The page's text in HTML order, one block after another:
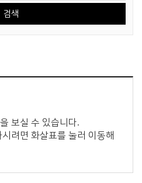
보실 수 있습니다.
려면 화살표를 눌러 이동해